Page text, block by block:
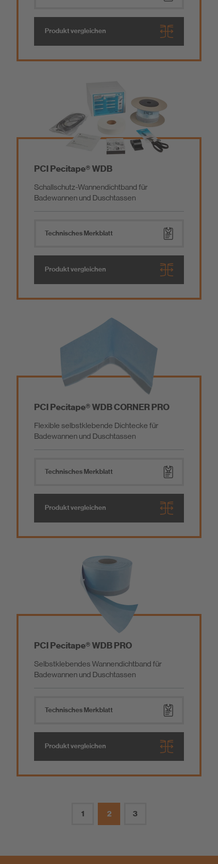
Produkt vergleichen
PCI Pecitape® WDB
Schallschutz-Wannendichtband für
Badewannen und Duschtassen
Technisches Merkblatt
Produkt vergleichen
PCI Pecitape® WDB CORNER PRO
Flexible selbstklebende Dichtecke für
Badewannen und Duschtassen
Technisches Merkblatt
Produkt vergleichen
PCI Pecitape® WDB PRO
Selbstklebendes Wannendichtband für
Badewannen und Duschtassen
Technisches Merkblatt
Produkt vergleichen
1 2 3